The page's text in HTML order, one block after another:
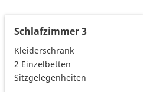
Schlafzimmer 3
Kleiderschrank
2 Einzelbetten
Sitzgelegenheiten